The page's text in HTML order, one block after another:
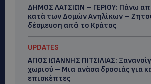
ΔΗΜΟΣ ΛΑΤΣΙΩΝ – ΓΕΡΙΟΥ: Πάνω
κατά των Δομών Ανηλίκων –
δέσμευση από το Κράτος
UPDATES
ΑΓΙΟΣ ΙΩΑΝΝΗΣ ΠΙΤΣΙΛΙΑΣ:
χωριού – Μια ανάσα δροσιάς για
επισκέπτες